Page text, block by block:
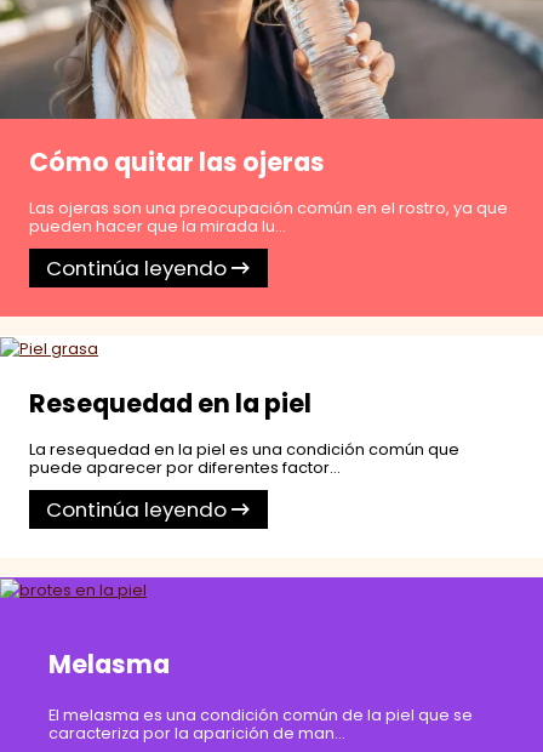
Cómo quitar las ojeras
Las ojeras son una preocupación común en el rostro, ya que
pueden hacer que la mirada lu...
Continúa leyendo
Resequedad en la piel
La resequedad en la piel es una condición común que
puede aparecer por diferentes factor...
Continúa leyendo
Melasma
El melasma es una condición común de la piel que se
caracteriza por la aparición de man...